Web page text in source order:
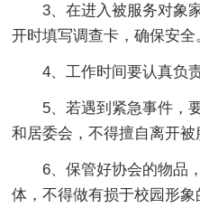
3、在进入被服务对象家
开时填写调查卡，确保安全
4、工作时间要认真负责
5、若遇到紧急事件，要
和居委会，不得擅自离开被
6、保管好协会的物品，
体，不得做有损于校园形象